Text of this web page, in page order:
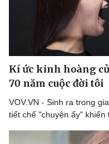
Kí ức kinh hoàng
70 năm cuộc đời tôi
VOV.VN - Sinh ra trong
tiết chế "chuyện ấy" khiến